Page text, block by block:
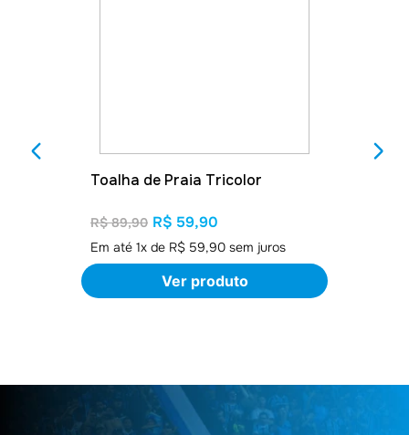
Toalha de Praia Tricolor
R$ 89,90 R$ 59,90
Em até 1x de R$ 59,90 sem juros
Ver produto